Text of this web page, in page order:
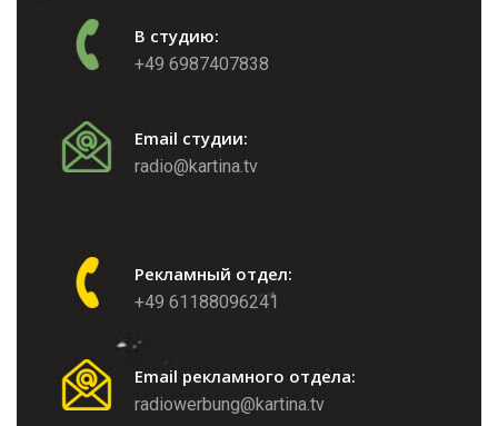
В студию:
+49 6987407838
Email студии:
radio@kartina.tv
Рекламный отдел:
+49 61188096241
Email рекламного отдела:
radiowerbung@kartina.tv